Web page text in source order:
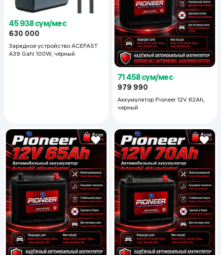
45 938 сум/мес
630 000
Зарядное устройство ACEFAST
A39 GaN 100W, чёрный
71 458 сум/мес
979 990
Аккумулятор Pioneer 12V 62Ah,
черный